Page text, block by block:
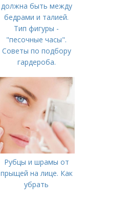
должна быть между
бедрами и талией.
Тип фигуры -
"песочные часы".
Советы по подбору
гардероба.
Рубцы и шрамы от
прыщей на лице. Как
убрать